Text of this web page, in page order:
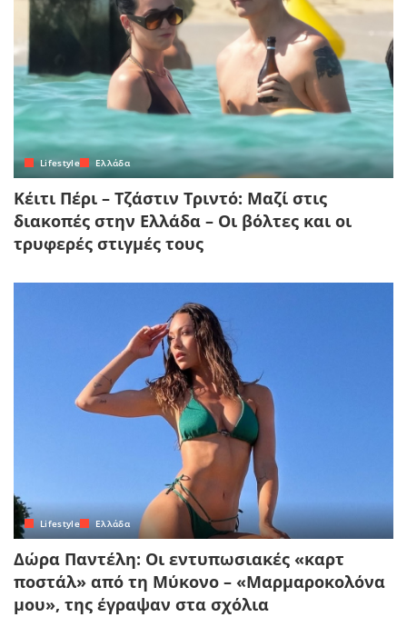
Lifestyle Ελλάδα
Κέιτι Πέρι – Τζάστιν Τριντό: Μαζί στις
διακοπές στην Ελλάδα – Οι βόλτες και οι
τρυφερές στιγμές τους
Lifestyle Ελλάδα
Δώρα Παντέλη: Οι εντυπωσιακές «καρτ
ποστάλ» από τη Μύκονο – «Μαρμαροκολόνα
μου», της έγραψαν στα σχόλια